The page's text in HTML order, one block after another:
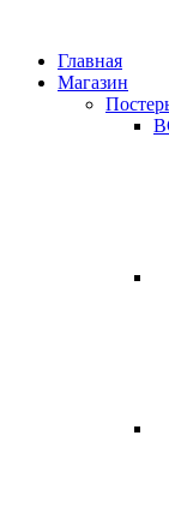
Главная
Магазин